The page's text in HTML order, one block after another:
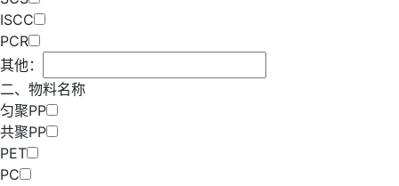
ISCC
PCR
其他：
二、物料名称
匀聚PP
共聚PP
PET
PC